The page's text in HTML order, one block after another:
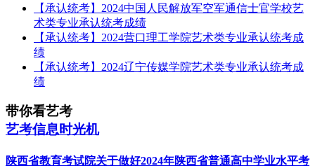
【承认统考】2024中国人民解放军空军通信士官学校艺
术类专业承认统考成绩
【承认统考】2024营口理工学院艺术类专业承认统考成
绩
【承认统考】2024辽宁传媒学院艺术类专业承认统考成
绩
带你看艺考
艺考信息时光机
陕西省教育考试院关于做好2024年陕西省普通高中学业水平考